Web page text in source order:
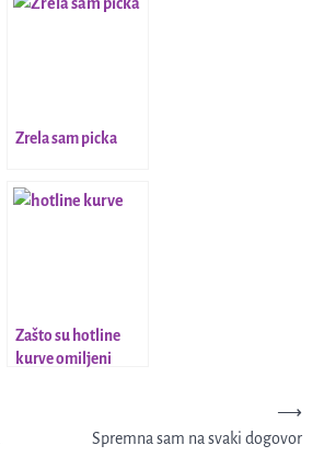
bujne mašte
Zrela sam picka
Zašto su hotline
kurve omiljeni
Spremna sam na svaki dogovor
⟶